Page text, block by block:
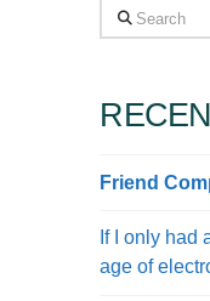
Search
Friend
If I only had
age of